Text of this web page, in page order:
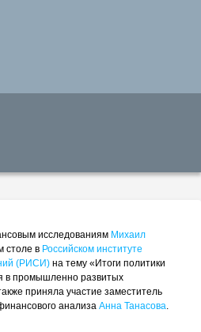
исследованиям Михаил
столе в Российском институте
(РИСИ) на тему «Итоги политики
в промышленно развитых
приняла участие заместитель
анализа Анна Танасова.